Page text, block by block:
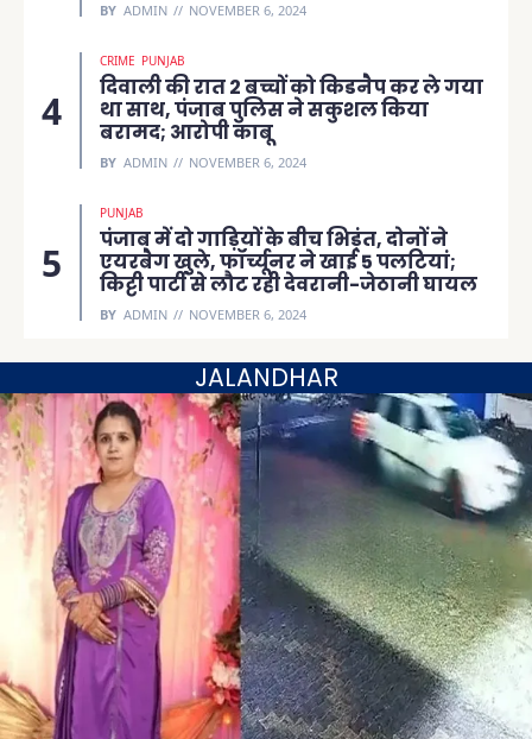
BY ADMIN NOVEMBER 6, 2024
CRIME PUNJAB
दिवाली की रात 2 बच्चों को किडनैप कर ले गया
था साथ, पंजाब पुलिस ने सकुशल किया
बरामद; आरोपी काबू
BY ADMIN NOVEMBER 6, 2024
PUNJAB
पंजाब में दो गाड़ियों के बीच भिड़ंत, दोनों ने
एयरबैग खुले, फॉर्च्यूनर ने खाई 5 पलटियां;
किट्टी पार्टी से लौट रही देवरानी-जेठानी घायल
BY ADMIN NOVEMBER 6, 2024
JALANDHAR